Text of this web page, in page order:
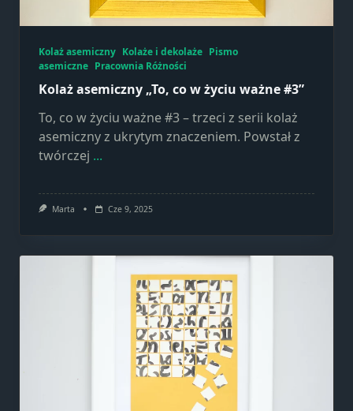
Kolaż asemiczny Kolaże i dekolaże Pismo
asemiczne Pracownia Różności
Kolaż asemiczny „To, co w życiu ważne #3”
To, co w życiu ważne #3 – trzeci z serii kolaż
asemiczny z ukrytym znaczeniem. Powstał z
twórczej ...
Marta Cze 9, 2025